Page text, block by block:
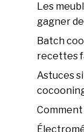
Les
gagner
Batch
recettes
Astuces